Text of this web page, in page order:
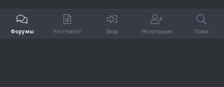
Форумы Что Нового? Вход Регистрация Поиск